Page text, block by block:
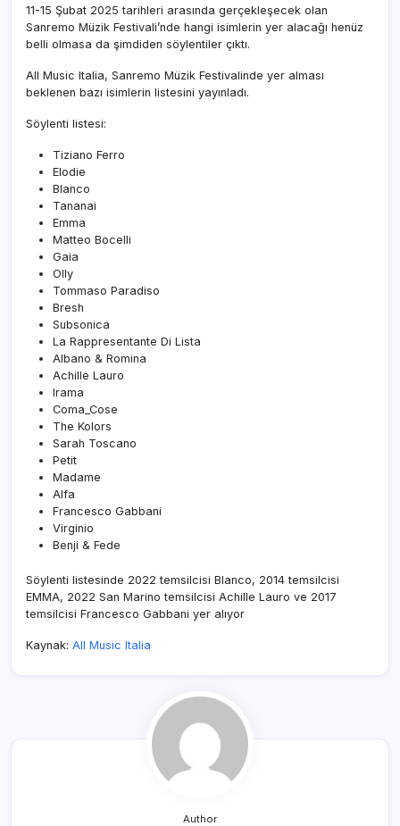
11-15 Şubat 2025 tarihleri arasında gerçekleşecek olan
Sanremo Müzik Festivali’nde hangi isimlerin yer alacağı henüz
belli olmasa da şimdiden söylentiler çıktı.
All Music Italia, Sanremo Müzik Festivalinde yer alması
beklenen bazı isimlerin listesini yayınladı.
Söylenti listesi:
Tiziano Ferro
Elodie
Blanco
Tananai
Emma
Matteo Bocelli
Gaia
Olly
Tommaso Paradiso
Bresh
Subsonica
La Rappresentante Di Lista
Albano & Romina
Achille Lauro
Irama
Coma_Cose
The Kolors
Sarah Toscano
Petit
Madame
Alfa
Francesco Gabbani
Virginio
Benji & Fede
Söylenti listesinde 2022 temsilcisi Blanco, 2014 temsilcisi
EMMA, 2022 San Marino temsilcisi Achille Lauro ve 2017
temsilcisi Francesco Gabbani yer alıyor
Kaynak: All Music Italia
Author